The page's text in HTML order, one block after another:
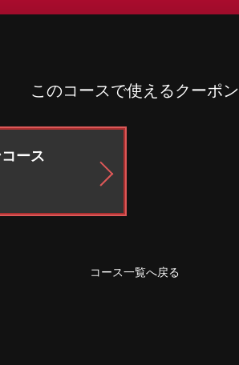
このコースで使えるクーポン
ース
コース一覧へ戻る